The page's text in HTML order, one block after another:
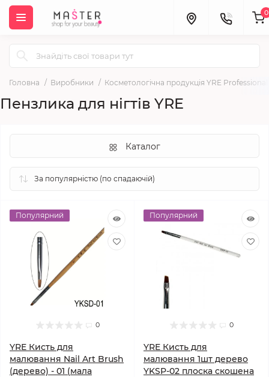
0
Головна Виробники Косметологічна продукція YRE Professional
Пензлика для нігтів YRE
Каталог
Популярний
0
YRE Кисть для
малювання Nail Art Brush
(дерево) - 01 (мала
Популярний
0
YRE Кисть для
малювання 1шт дерево
YKSP-02 плоска скошена